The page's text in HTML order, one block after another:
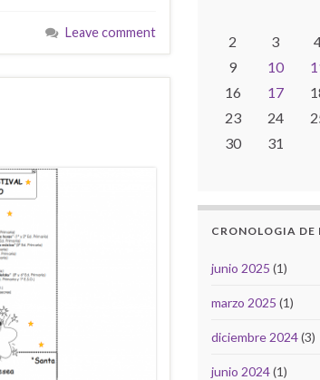
Leave comment
2
3
9
10
16
17
23
24
30
31
CRONOLOGIA DE
junio 2025 (1)
marzo 2025 (1)
diciembre 2024(3)
junio 2024(1)